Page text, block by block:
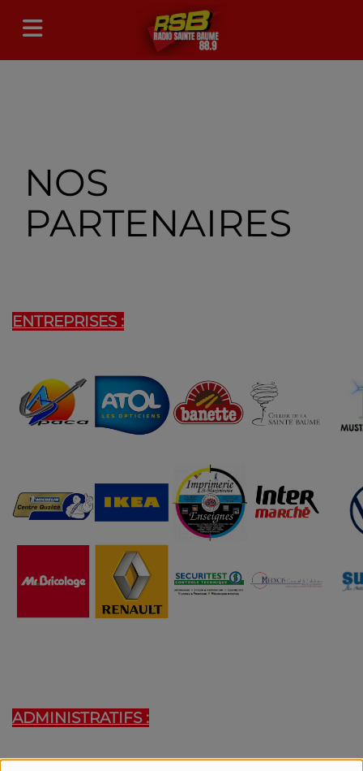
NOS
PARTENAIRES
ENTREPRISES :
ADMINISTRATIFS :